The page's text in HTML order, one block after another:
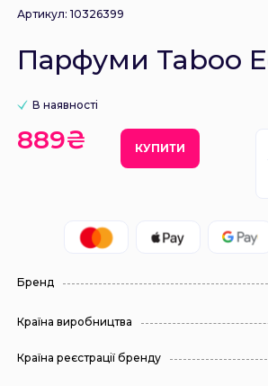
Артикул: 10326399
Парфуми Taboo
В наявності
889₴ КУПИТИ
Бренд
Країна виробництва
Країна реєстрації бренду